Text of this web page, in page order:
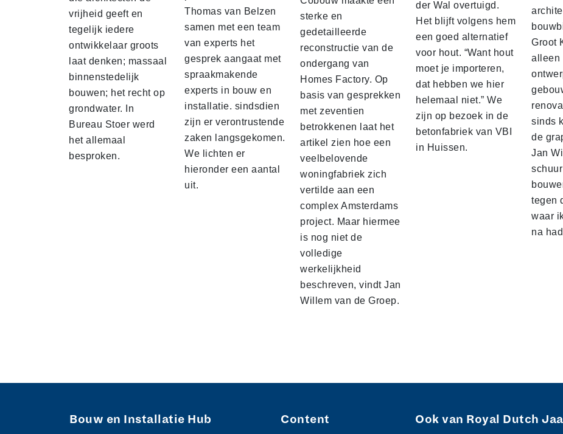
vrijheid geeft en
tegelijk iedere
ontwikkelaar groots
laat denken; massaal
binnenstedelijk
bouwen; het recht op
grondwater. In
Bureau Stoer werd
het allemaal
besproken.
Thomas van Belzen
samen met een team
van experts het
gesprek aangaat met
spraakmakende
experts in bouw en
installatie. sindsdien
zijn er verontrustende
zaken langsgekomen.
We lichten er
hieronder een aantal
uit.
sterke en
gedetailleerde
reconstructie van de
ondergang van
Homes Factory. Op
basis van gesprekken
met zeventien
betrokkenen laat het
artikel zien hoe een
veelbelovende
woningfabriek zich
vertilde aan een
complex Amsterdams
project. Maar hiermee
is nog niet de
volledige
werkelijkheid
beschreven, vindt Jan
Willem van de Groep.
der Wal overtuigd.
Het blijft volgens hem
een goed alternatief
voor hout. “Want hout
moet je importeren,
dat hebben we hier
helemaal niet.” We
zijn op bezoek in de
betonfabriek van VBI
in Huissen.
Groot
alleen
sinds
de
Jan
tegen
waar
na
Bouw en Installatie Hub Content Ook van Royal Dutch